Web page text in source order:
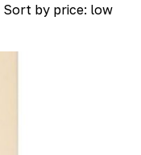
Sort by price: low